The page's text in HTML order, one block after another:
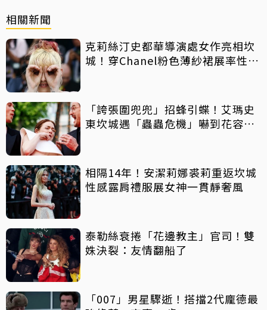
相關新聞
克莉絲汀史都華導演處女作亮相坎
城！穿Chanel粉色薄紗裙展率性俏
「誇張圍兜兜」招蜂引蝶！艾瑪史
東坎城遇「蟲蟲危機」嚇到花容失
相隔14年！安潔莉娜裘莉重返坎城
性感露肩禮服展女神一貫靜奢風
泰勒絲衰捲「花邊教主」官司！雙
姝決裂：友情翻船了
「007」男星驟逝！搭擋2代龐德最